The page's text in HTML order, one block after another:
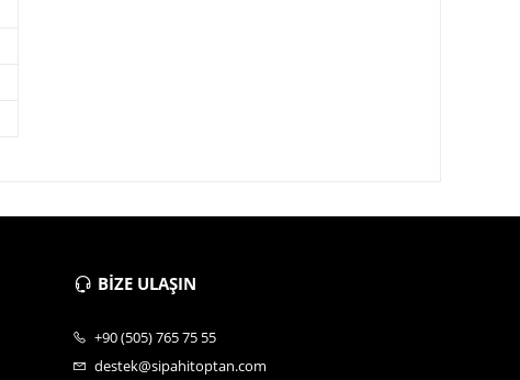
BİZE ULAŞIN
+90 (505) 765 75 55
destek@sipahitoptan.com